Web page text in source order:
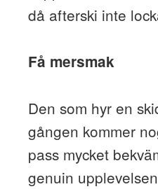
då afterski inte
Få mersmak
Den som hyr en
gången kommer
pass mycket
genuin